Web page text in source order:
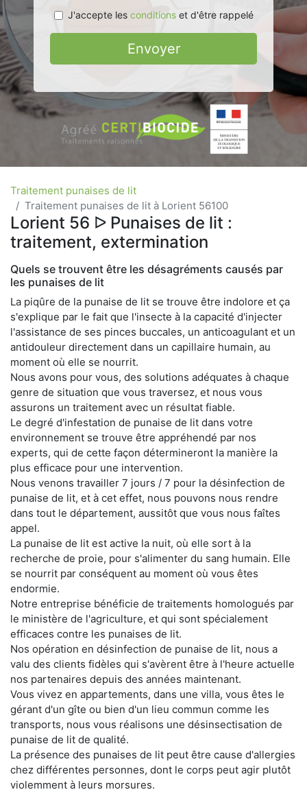
J'accepte les conditionset d'être rappelé
Envoyer
Traitement punaises de lit
Traitement punaises de lit à Lorient 56100
Lorient 56 ᐅ Punaises de lit :
traitement, extermination
Quels se trouvent être les désagréments causés par
les punaises de lit
La piqûre de la punaise de lit se trouve être indolore et ça
s'explique par le fait que l'insecte à la capacité d'injecter
l'assistance de ses pinces buccales, un anticoagulant et un
antidouleur directement dans un capillaire humain, au
moment où elle se nourrit.
Nous avons pour vous, des solutions adéquates à chaque
genre de situation que vous traversez, et nous vous
assurons un traitement avec un résultat fiable.
Le degré d'infestation de punaise de lit dans votre
environnement se trouve être appréhendé par nos
experts, qui de cette façon détermineront la manière la
plus efficace pour une intervention.
Nous venons travailler 7 jours / 7 pour la désinfection de
punaise de lit, et à cet effet, nous pouvons nous rendre
dans tout le département, aussitôt que vous nous faîtes
appel.
La punaise de lit est active la nuit, où elle sort à la
recherche de proie, pour s'alimenter du sang humain. Elle
se nourrit par conséquent au moment où vous êtes
endormie.
Notre entreprise bénéficie de traitements homologués par
le ministère de l'agriculture, et qui sont spécialement
efficaces contre les punaises de lit.
Nos opération en désinfection de punaise de lit, nous a
valu des clients fidèles qui s'avèrent être à l'heure actuelle
nos partenaires depuis des années maintenant.
Vous vivez en appartements, dans une villa, vous êtes le
gérant d'un gîte ou bien d'un lieu commun comme les
transports, nous vous réalisons une désinsectisation de
punaise de lit de qualité.
La présence des punaises de lit peut être cause d'allergies
chez différentes personnes, dont le corps peut agir plutôt
violemment à leurs morsures.